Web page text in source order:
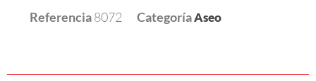
Referencia8072 CategoríaAseo